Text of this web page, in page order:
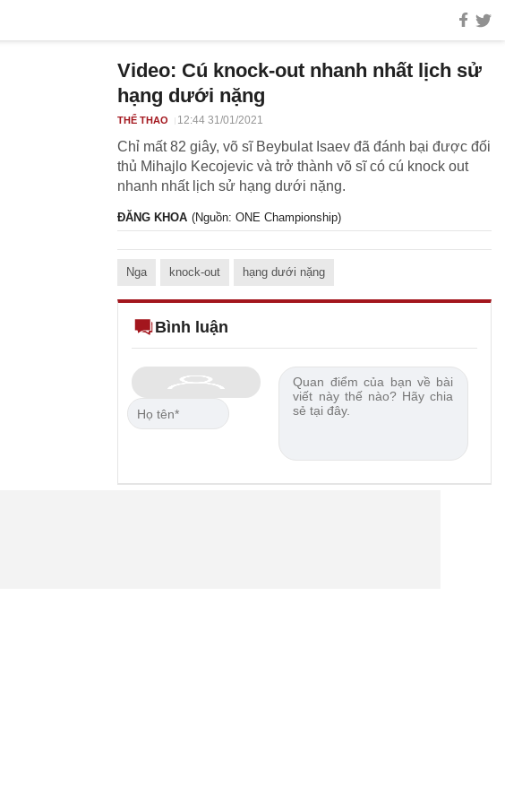
Video: Cú knock-out nhanh nhất lịch sử
hạng dưới nặng
THỂ THAO 12:44 31/01/2021
Chỉ mất 82 giây, võ sĩ Beybulat Isaev đã đánh bại được đối
thủ Mihajlo Kecojevic và trở thành võ sĩ có cú knock out
nhanh nhất lịch sử hạng dưới nặng.
ĐĂNG KHOA (Nguồn: ONE Championship)
Nga knock-out hạng dưới nặng
Bình luận